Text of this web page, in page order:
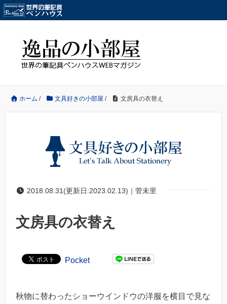
ホーム / 文具好きの小部屋 / 文房具の衣替え
2018.08.31(更新日:2023.02.13)｜菅未里
文房具の衣替え
Pocket
秋物に替わったショーウインドウの洋服を横目で見な